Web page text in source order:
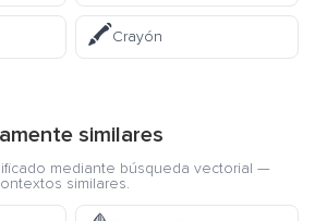
🖍️Crayón
similares
mediante búsqueda vectorial —
similares.